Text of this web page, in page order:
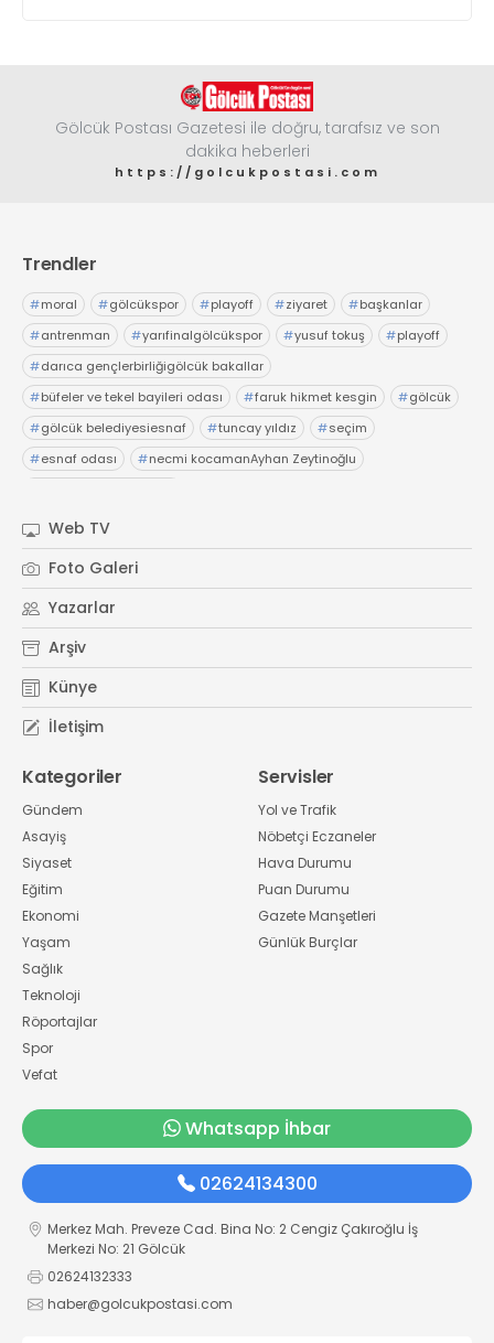
Gölcük Postası Gazetesi ile doğru, tarafsız ve son
dakika heberleri
https://golcukpostasi.com
Trendler
#moral #gölcükspor #playoff #ziyaret #başkanlar
#antrenman #yarıfinalgölcükspor #yusuf tokuş #playoff
#darıca gençlerbirliğigölcük bakallar
#büfeler ve tekel bayileri odası #faruk hikmet kesgin #gölcük
#gölcük belediyesiesnaf #tuncay yıldız #seçim
#esnaf odası #necmi kocamanAyhan Zeytinoğlu
Web TV
Foto Galeri
Yazarlar
Arşiv
Künye
İletişim
Kategoriler
Gündem
Asayiş
Siyaset
Eğitim
Ekonomi
Yaşam
Sağlık
Teknoloji
Röportajlar
Spor
Vefat
Servisler
Yol ve Trafik
Nöbetçi Eczaneler
Hava Durumu
Puan Durumu
Gazete Manşetleri
Günlük Burçlar
Whatsapp İhbar
02624134300
Merkez Mah. Preveze Cad. Bina No: 2 Cengiz Çakıroğlu İş
Merkezi No: 21 Gölcük
02624132333
haber@golcukpostasi.com